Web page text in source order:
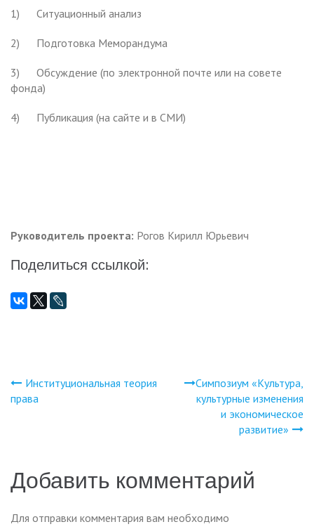
1) Ситуационный анализ
2) Подготовка Меморандума
3) Обсуждение (по электронной почте или на совете
фонда)
4) Публикация (на сайте и в СМИ)
Руководитель проекта: Рогов Кирилл Юрьевич
Поделиться ссылкой:
Навигация
записям
Институциональная теория
права
Симпозиум «Культура,
культурные изменения
и экономическое
развитие»
Добавить комментарий
Для отправки комментария вам необходимо